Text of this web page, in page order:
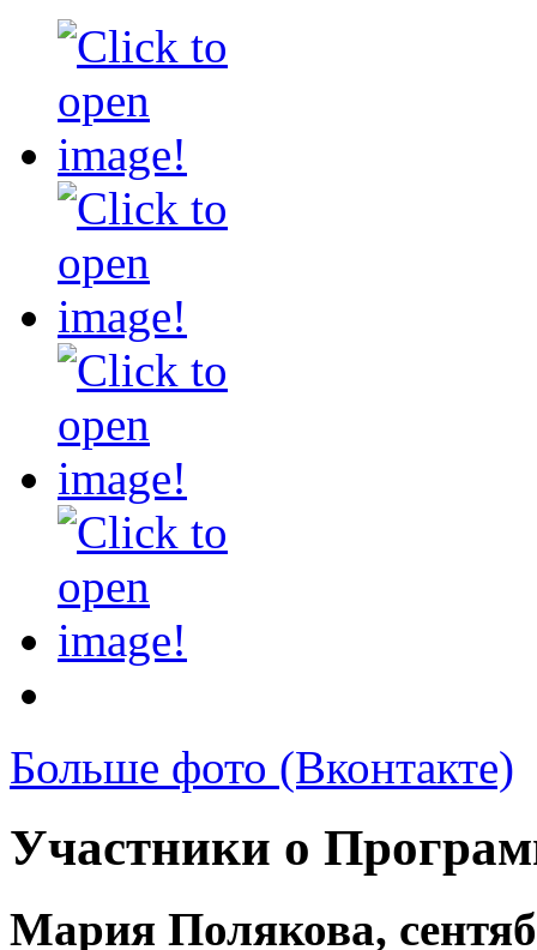
Больше фото (Вконтакте)
Участники о
Мария Полякова,